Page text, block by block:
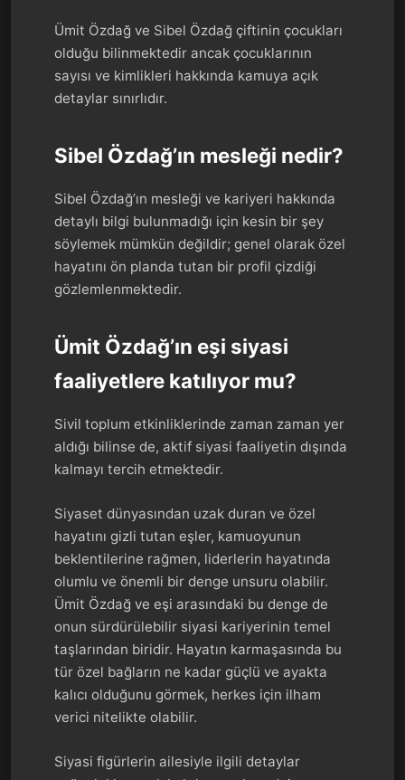
Ümit Özdağ ve Sibel Özdağ çiftinin çocukları
olduğu bilinmektedir ancak çocuklarının
sayısı ve kimlikleri hakkında kamuya açık
detaylar sınırlıdır.
Sibel Özdağ’ın mesleği nedir?
Sibel Özdağ’ın mesleği ve kariyeri hakkında
detaylı bilgi bulunmadığı için kesin bir şey
söylemek mümkün değildir; genel olarak özel
hayatını ön planda tutan bir profil çizdiği
gözlemlenmektedir.
Ümit Özdağ’ın eşi siyasi
faaliyetlere katılıyor mu?
Sivil toplum etkinliklerinde zaman zaman yer
aldığı bilinse de, aktif siyasi faaliyetin dışında
kalmayı tercih etmektedir.
Siyaset dünyasından uzak duran ve özel
hayatını gizli tutan eşler, kamuoyunun
beklentilerine rağmen, liderlerin hayatında
olumlu ve önemli bir denge unsuru olabilir.
Ümit Özdağ ve eşi arasındaki bu denge de
onun sürdürülebilir siyasi kariyerinin temel
taşlarından biridir. Hayatın karmaşasında bu
tür özel bağların ne kadar güçlü ve ayakta
kalıcı olduğunu görmek, herkes için ilham
verici nitelikte olabilir.
Siyasi figürlerin ailesiyle ilgili detaylar